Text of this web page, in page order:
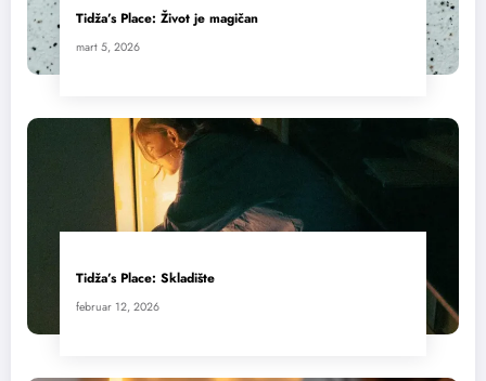
Tidža’s Place: Život je magičan
mart 5, 2026
Tidža’s Place: Skladište
februar 12, 2026